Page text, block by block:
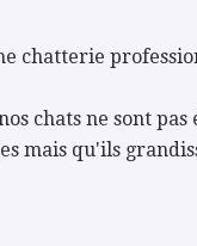
chatterie
chats ne sont pas
mais qu'ils